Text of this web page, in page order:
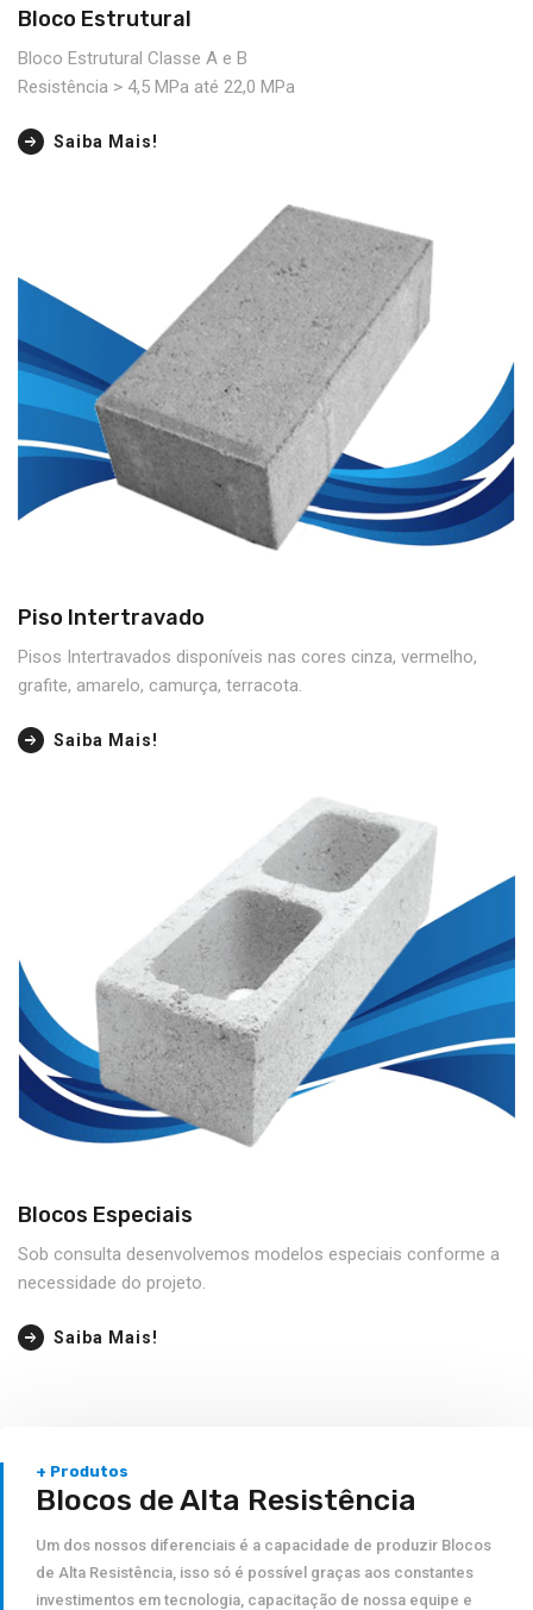
Bloco Estrutural
Bloco Estrutural Classe A e B
Resistência > 4,5 MPa até 22,0 MPa
Saiba Mais!
Piso Intertravado
Pisos Intertravados disponíveis nas cores cinza, vermelho,
grafite, amarelo, camurça, terracota.
Saiba Mais!
Blocos Especiais
Sob consulta desenvolvemos modelos especiais conforme a
necessidade do projeto.
Saiba Mais!
+ Produtos
Blocos de Alta Resistência
Um dos nossos diferenciais é a capacidade de produzir Blocos
de Alta Resistência, isso só é possível graças aos constantes
investimentos em tecnologia, capacitação de nossa equipe e